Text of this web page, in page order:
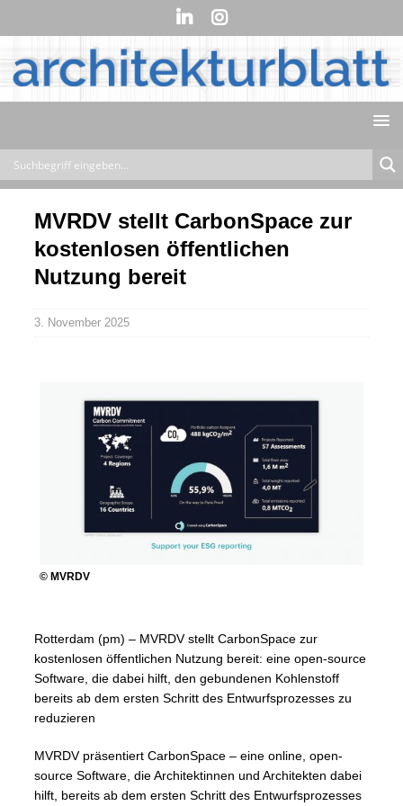
MVRDV stellt CarbonSpace zur
kostenlosen öffentlichen
Nutzung bereit
3. November 2025
© MVRDV
Rotterdam (pm) – MVRDV stellt CarbonSpace zur
kostenlosen öffentlichen Nutzung bereit: eine open-source
Software, die dabei hilft, den gebundenen Kohlenstoff
bereits ab dem ersten Schritt des Entwurfsprozesses zu
reduzieren
MVRDV präsentiert CarbonSpace – eine online, open-
source Software, die Architektinnen und Architekten dabei
hilft, bereits ab dem ersten Schritt des Entwurfsprozesses